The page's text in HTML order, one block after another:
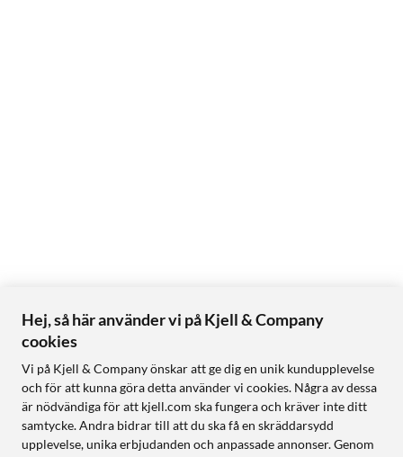
Hej, så här använder vi på Kjell & Company
cookies
Vi på Kjell & Company önskar att ge dig en unik kundupplevelse
och för att kunna göra detta använder vi cookies. Några av dessa
är nödvändiga för att kjell.com ska fungera och kräver inte ditt
samtycke. Andra bidrar till att du ska få en skräddarsydd
upplevelse, unika erbjudanden och anpassade annonser. Genom